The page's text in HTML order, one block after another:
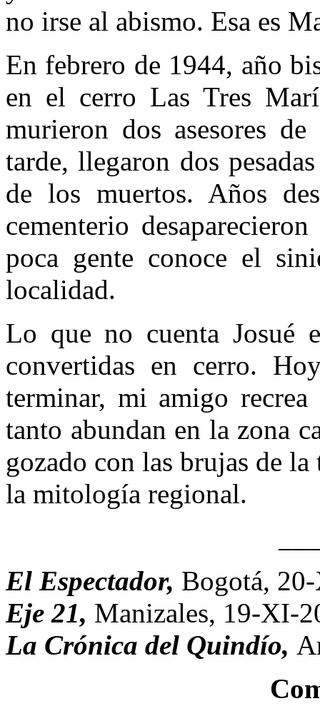
no irse al abismo. Esa es
En febrero de 1944, año
en el cerro Las Tres
murieron dos asesores
tarde, llegaron dos
de los muertos. Años
cementerio
poca gente conoce el
localidad.
Lo que no cuenta Josué
convertidas en cerro.
terminar, mi amigo
tanto abundan en la zona
gozado con las brujas de
la mitología regional.
El Espectador, Bogotá,
Eje 21, Manizales, 19-XI-
La Crónica del Quindío,